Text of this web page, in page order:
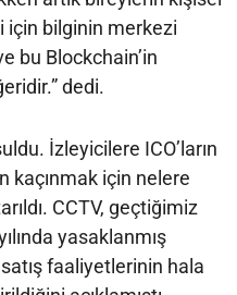
için bilginin merkezi
bu Blockchain’in
dedi.
İzleyicilere ICO’ların
kaçınmak için nelere
CCTV, geçtiğimiz
yasaklanmış
satış faaliyetlerinin hala